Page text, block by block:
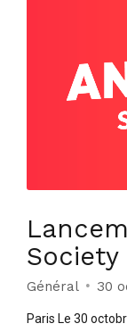
Society
Général 30
Paris Le 30